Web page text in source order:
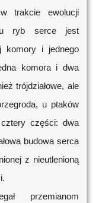
trakcie ewolucji
u ryb serce jest
komory i jednego
komora i dwa
trójdziałowe, ale
u ptaków
części: dwa
budowa serca
z nieutlenioną
przemianom